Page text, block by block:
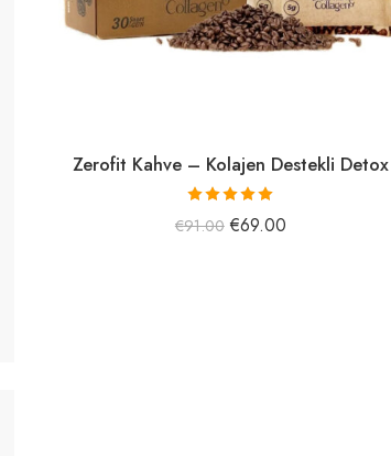
Zerofit Kahve – Kolajen Destekli Detox
5 üzerinden
€91.00 €69.00